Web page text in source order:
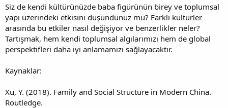
Siz de kendi kültürünüzde baba figürünün birey ve toplumsal
yapı üzerindeki etkisini düşündünüz mü? Farklı kültürler
arasında bu etkiler nasıl değişiyor ve benzerlikler neler?
Tartışmak, hem kendi toplumsal algılarımızı hem de global
perspektifleri daha iyi anlamamızı sağlayacaktır.
Kaynaklar:
Xu, Y. (2018). Family and Social Structure in Modern China.
Routledge.